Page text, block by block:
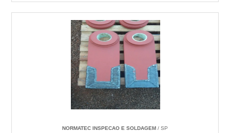
NORMATEC INSPECAO E SOLDAGEM / SP